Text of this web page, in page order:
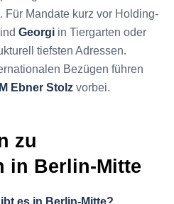
Für Mandate kurz vor Holding-
Georgi in Tiergarten oder
tiefsten Adressen.
Bezügen führen
Ebner Stolz vorbei.
zu
in Berlin-Mitte
es in Berlin-Mitte?